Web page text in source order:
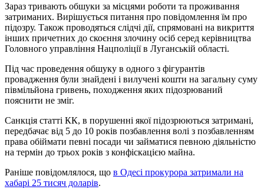
Зараз тривають обшуки за місцями роботи та проживання
затриманих. Вирішується питання про повідомлення їм про
підозру. Також проводяться слідчі дії, спрямовані на викриття
інших причетних до скоєння злочину осіб серед керівництва
Головного управління Нацполіції в Луганській області.
Під час проведення обшуку в одного з фігурантів
провадження були знайдені і вилучені кошти на загальну суму
півмільйона гривень, походження яких підозрюваний
пояснити не зміг.
Санкція статті КК, в порушенні якої підозрюються затримані,
передбачає від 5 до 10 років позбавлення волі з позбавленням
права обіймати певні посади чи займатися певною діяльністю
на термін до трьох років з конфіскацією майна.
Раніше повідомлялося, що в Одесі прокурора затримали на
хабарі 25 тисяч доларів.